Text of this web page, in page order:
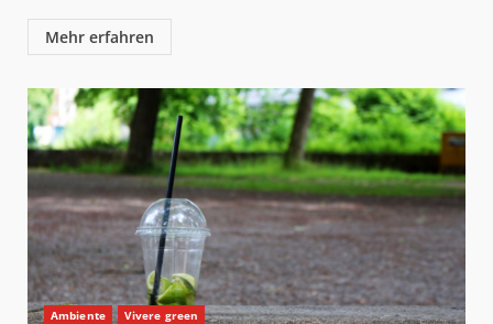
Mehr erfahren
Ambiente Vivere green